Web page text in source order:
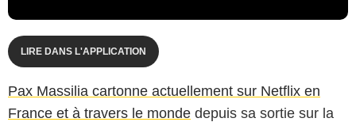
LIRE DANS L'APPLICATION
Pax Massilia cartonne actuellement sur Netflix en
France et à travers le monde depuis sa sortie sur la